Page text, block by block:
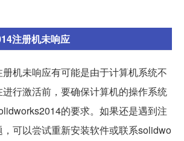
注册机未响应
机未响应有可能是由于计算机系统不
行激活前，要确保计算机的操作系统
的要求。如果还是遇到注
可以尝试重新安装软件或联系solidwo